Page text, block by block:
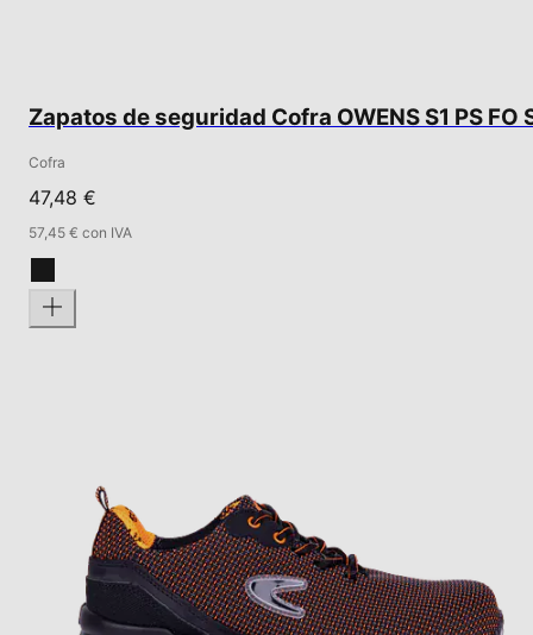
Zapatos de seguridad Cofra OWENS S1 PS FO
Cofra
47,48 €
57,45 € con IVA